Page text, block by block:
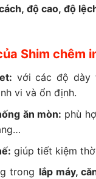
độ cao, độ
Shim chêm
với các độ
vi và ổn định.
ăn mòn: phù
giúp tiết kiệm
trong lắp máy,